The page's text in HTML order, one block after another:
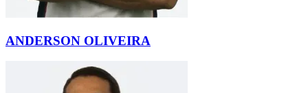
ANDERSON OLIVEIRA